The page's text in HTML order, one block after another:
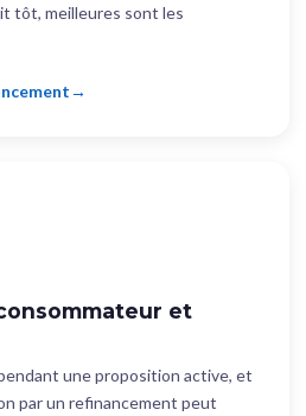
tôt, meilleures sont les
et
une proposition active, et
par un refinancement peut